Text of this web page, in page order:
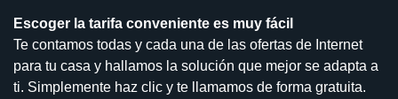
Escoger la tarifa conveniente es muy fácil
Te contamos todas y cada una de las ofertas de Internet
para tu casa y hallamos la solución que mejor se adapta a
ti. Simplemente haz clic y te llamamos de forma gratuita.